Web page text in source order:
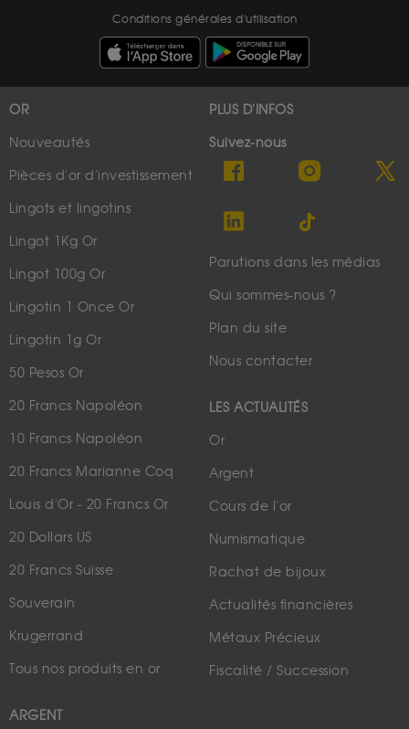
Conditions générales d'utilisation
OR
Nouveautés
Pièces d'or d'investissement
Lingots et lingotins
Lingot 1Kg Or
Lingot 100g Or
Lingotin 1 Once Or
Lingotin 1g Or
50 Pesos Or
20 Francs Napoléon
10 Francs Napoléon
20 Francs Marianne Coq
Louis d'Or - 20 Francs Or
20 Dollars US
20 Francs Suisse
Souverain
Krugerrand
Tous nos produits en or
ARGENT
PLUS D'INFOS
Suivez-nous
Parutions dans les médias
Qui sommes-nous ?
Plan du site
Nous contacter
LES ACTUALITÉS
Or
Argent
Cours de l'or
Numismatique
Rachat de bijoux
Actualités financières
Métaux Précieux
Fiscalité / Succession